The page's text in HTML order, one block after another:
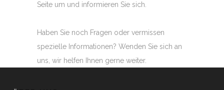
Seite um und informieren Sie sich.
Haben Sie noch Fragen oder vermissen
spezielle Informationen? Wenden Sie sich an
uns, wir helfen Ihnen gerne weiter.